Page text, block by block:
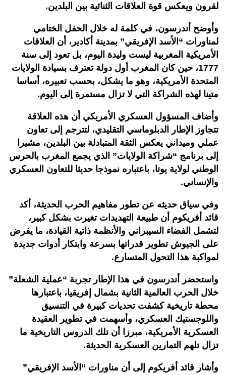
لقرون ويعكس قوة العلاقات الثنائية بين البلدين.
وأوضح أندرسون، في كلمة له خلال الحفل الختامي
لمناورات “الأسد الإفريقي” بمدينة أكادير، أن العلاقات
الأمريكية المغربية ليست وليدة اليوم، بل تعود إلى سنة
1777، حين كان المغرب أول دولة تعترف بسيادة الولايات
المتحدة الأمريكية، وهو ما يشكل، بحسب تعبيره، أساسا
متينا لهذه الشراكة التي لا تزال مستمرة إلى اليوم.
وأضاف المسؤول العسكري الأمريكي أن هذه العلاقة
تتجاوز الإطار الدبلوماسي التقليدي، لتترجم إلى تعاون
عملي وميداني يعكس الثقة المتبادلة بين البلدين، مشيرا
إلى برنامج “شراكة الولايات” الذي يجمع المغرب بالحرس
الوطني لولاية يوتا، باعتباره نموذجا حديثا للتعاون العسكري
والإنساني.
وفي سياق حديثه عن تطور مفاهيم الحرب الحديثة، أكد
قائد أفريكوم أن طبيعة التهديدات تغيرت بشكل كبير،
لتشمل الفضاء السيبراني والأنظمة ذاتية القيادة، ما يفرض
على الجيوش تطوير قدراتها بسرعة وابتكار أدوات جديدة
لمواكبة هذا التحول المتسارع.
واستحضر أندرسون في هذا الإطار تجربة “عملية الشعلة”
خلال الحرب العالمية الثانية بشمال إفريقيا، باعتبارها
محطة تاريخية كشفت تحديات كبيرة في التنسيق
واللوجستيك العسكري، وأسهمت في تطوير العقيدة
العسكرية الأمريكية، مبرزا أن تلك الدروس التاريخية ما
تزال تلهم التمارين العسكرية الحديثة.
وأشار قائد أفريكوم إلى أن مناورات “الأسد الإفريقي”